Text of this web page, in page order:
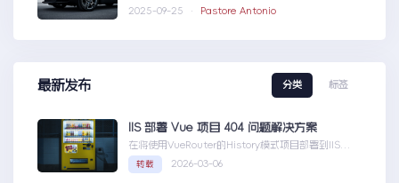
usingSystem;usingSystem.Collections.Gen....N
2025-09-25 · Pastore Antonio
最新发布 分类 标签
IIS 部署 Vue 项目 404 问题解决方案
在将使用VueRouter的History模式项目部署到IIS
时，可能会遇到刷新页面或...IIS部署Vue项目404问
题解决方案
转载 2026-03-06